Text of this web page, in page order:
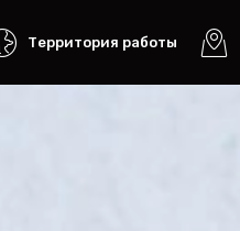
Территория работы